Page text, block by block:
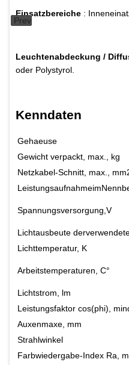
Prev
Einsatzbereiche :
Leuchtenabdeckung /
oder Polystyrol.
Kenndaten
Gehaeuse
Gewicht verpackt, max., kg
Netzkabel-Schnitt, max.,
Spannungsversorgung,V
Lichtausbeute
Lichttemperatur, K
Arbeitstemperaturen, C°
Lichtstrom, lm
Leistungsfaktor cos(phi),
Auxenmaxe, mm
Strahlwinkel
Farbwiedergabe-Index Ra,